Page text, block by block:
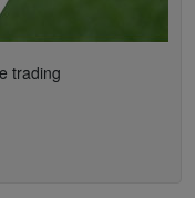
trading